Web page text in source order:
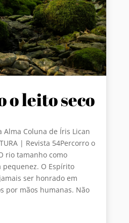
o leito seco
Alma Coluna de Íris Lican
| Revista 54Percorro o
rio tamanho como
O Espírito
ser honrado em
por mãos humanas. Não